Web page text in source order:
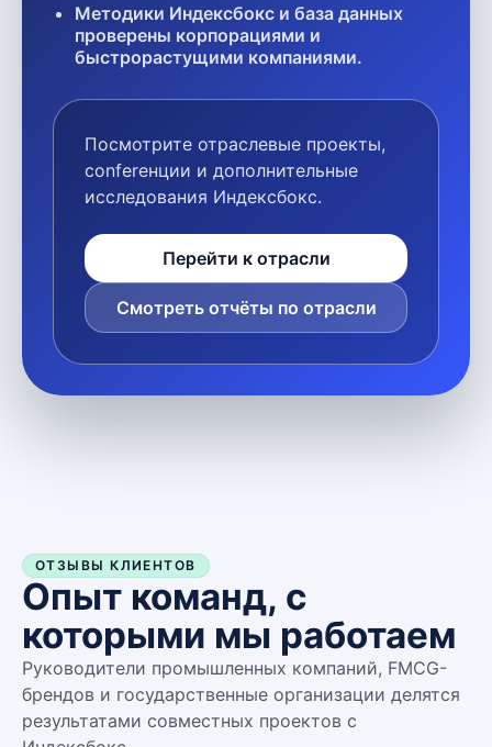
Методики Индексбокс и база данных
проверены корпорациями и
быстрорастущими компаниями.
Посмотрите отраслевые проекты,
conferенции и дополнительные
исследования Индексбокс.
Перейти к отрасли
Смотреть отчёты по отрасли
ОТЗЫВЫ КЛИЕНТОВ
Опыт команд, с
которыми мы работаем
Руководители промышленных компаний, FMCG-
брендов и государственные организации делятся
результатами совместных проектов с